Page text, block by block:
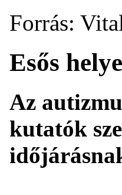
Forrás:
Esős
Az
kutatók